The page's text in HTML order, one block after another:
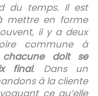
du temps. Il est
mettre en forme
il y a deux
commune à
chacune doit se
final. Dans un
à la cliente
ce qu’elle